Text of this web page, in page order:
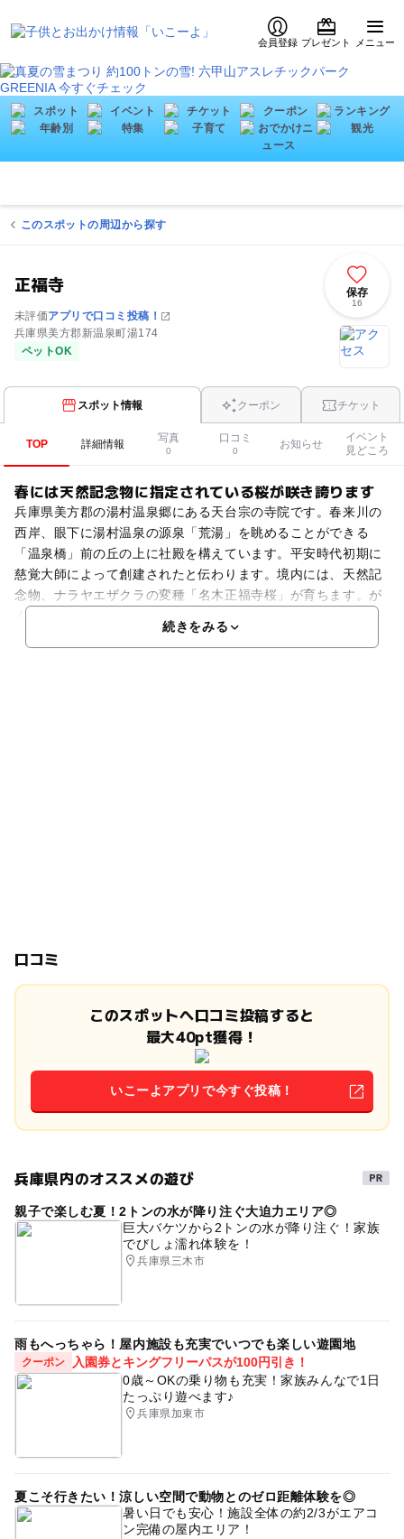
会員登録 プレゼント メニュー
このスポットの周辺から探す
正福寺
未評価アプリで口コミ投稿！
兵庫県美方郡新温泉町湯174
ペットOK
保存
16
スポット情報 クーポン チケット
TOP 詳細情報 写真
0
口コミ
0
お知らせ
イベント
見どころ
春には天然記念物に指定されている桜が咲き誇ります
兵庫県美方郡の湯村温泉郷にある天台宗の寺院です。春来川の
西岸、眼下に湯村温泉の源泉「荒湯」を眺めることができる
「温泉橋」前の丘の上に社殿を構えています。平安時代初期に
慈覚大師によって創建されたと伝わります。境内には、天然記
念物、ナラヤエザクラの変種「名木正福寺桜」が育ちます。が
続きをみる
口コミ
このスポットへ口コミ投稿すると
最大40pt獲得！
いこーよアプリで今すぐ投稿！
兵庫県内のオススメの遊び
親子で楽しむ夏！2トンの水が降り注ぐ大迫力エリア◎
巨大バケツから2トンの水が降り注ぐ！家族
でびしょ濡れ体験を！
兵庫県三木市
雨もへっちゃら！屋内施設も充実でいつでも楽しい遊園地
クーポン
入園券とキングフリーパスが100円引き！
0歳～OKの乗り物も充実！家族みんなで1日
たっぷり遊べます♪
兵庫県加東市
夏こそ行きたい！涼しい空間で動物とのゼロ距離体験を◎
暑い日でも安心！施設全体の約2/3がエアコ
ン完備の屋内エリア！